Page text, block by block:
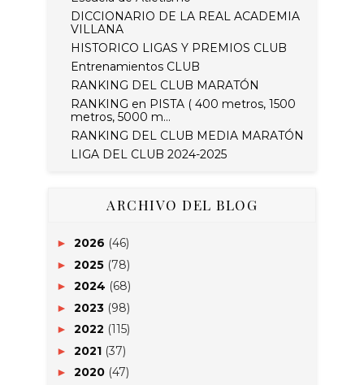
DICCIONARIO DE LA REAL ACADEMIA
VILLANA
HISTORICO LIGAS Y PREMIOS CLUB
Entrenamientos CLUB
RANKING DEL CLUB MARATÓN
RANKING en PISTA ( 400 metros, 1500
metros, 5000 m...
RANKING DEL CLUB MEDIA MARATÓN
LIGA DEL CLUB 2024-2025
ARCHIVO DEL BLOG
► 2026 (46)
► 2025 (78)
► 2024 (68)
► 2023 (98)
► 2022 (115)
► 2021 (37)
► 2020 (47)